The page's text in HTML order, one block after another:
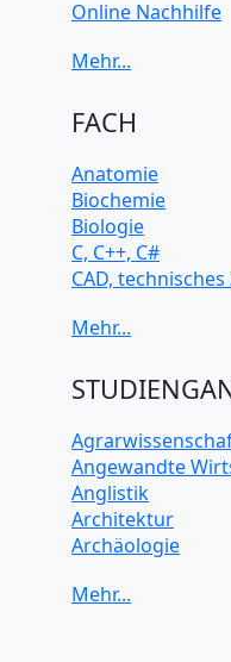
Online Nachhilfe
FACH
Anatomie
Biochemie
Biologie
C, C++, C#
CAD,
Elektrotechnik
Java
JavaScript
Künstliche
Latein
Makroökonomie
Mechanik
Angewandte
Anglistik
Architektur
Archäologie
Biochemie